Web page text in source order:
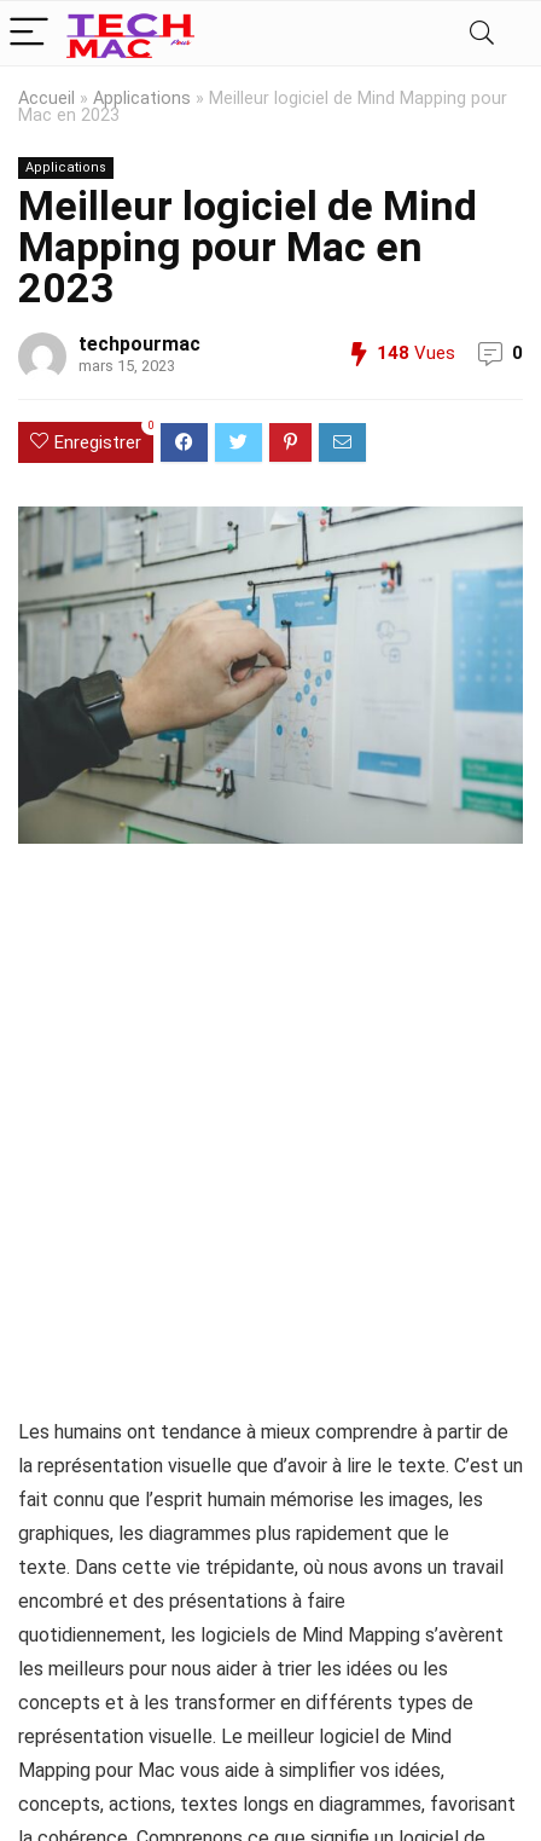
Accueil » Applications » Meilleur logiciel de Mind Mapping pour
Mac en 2023
Applications
Meilleur logiciel de Mind
Mapping pour Mac en
2023
techpourmac
mars 15, 2023
148 Vues 0
Enregistrer
0
Les humains ont tendance à mieux comprendre à partir de
la représentation visuelle que d’avoir à lire le texte. C’est un
fait connu que l’esprit humain mémorise les images, les
graphiques, les diagrammes plus rapidement que le
texte. Dans cette vie trépidante, où nous avons un travail
encombré et des présentations à faire
quotidiennement, les logiciels de Mind Mapping s’avèrent
les meilleurs pour nous aider à trier les idées ou les
concepts et à les transformer en différents types de
représentation visuelle. Le meilleur logiciel de Mind
Mapping pour Mac vous aide à simplifier vos idées,
concepts, actions, textes longs en diagrammes, favorisant